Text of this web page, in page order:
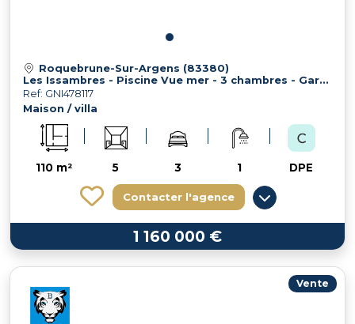
Roquebrune-Sur-Argens (83380)
Les Issambres - Piscine Vue mer - 3 chambres - Garage
Ref: GNI478117
Maison / villa
110 m² 5 3 1 DPE
Contacter l'agence
1 160 000 €
Vente